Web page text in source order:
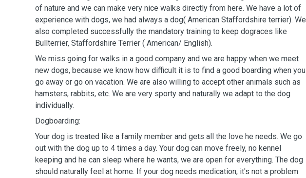
of nature and we can make very nice walks directly from here. We have a lot of
experience with dogs, we had always a dog( American Staffordshire terrier). We
also completed successfully the mandatory training to keep dograces like
Bullterrier, Staffordshire Terrier ( American/ English).
We miss going for walks in a good company and we are happy when we meet
new dogs, because we know how difficult it is to find a good boarding when you
go away or go on vacation. We are also willing to accept other animals such as
hamsters, rabbits, etc. We are very sporty and naturally we adapt to the dog
individually.
Dogboarding:
Your dog is treated like a family member and gets all the love he needs. We go
out with the dog up to 4 times a day. Your dog can move freely, no kennel
keeping and he can sleep where he wants, we are open for everything. The dog
should naturally feel at home. If your dog needs medication, it's not a problem